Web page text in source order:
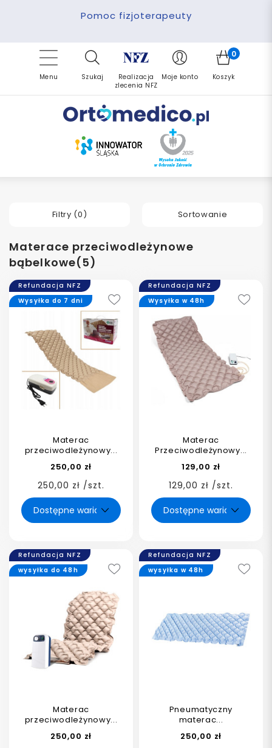
Darmowa dostawa
Pomoc fizjoterapeuty
Finansowanie PFRON
Refundacja NFZ
Zrealizuj zlecenie ponownie
Menu Szukaj
Realizacja
zlecenia NFZ
Moje konto
0
Koszyk
Filtry (0) Sortowanie
Materace przeciwodleżynowe
bąbelkowe(5)
Refundacja NFZ
Materac
przeciwodleżynowy...
250,00 zł
250,00 zł /szt.
Wysyłka do 7 dni
Refundacja NFZ
Materac
Przeciwodleżynowy...
129,00 zł
129,00 zł /szt.
Wysyłka w 48h
Refundacja NFZ
Materac
przeciwodleżynowy...
250,00 zł
wysyłka do 48h
Refundacja NFZ
Pneumatyczny
materac...
250,00 zł
wysyłka w 48h